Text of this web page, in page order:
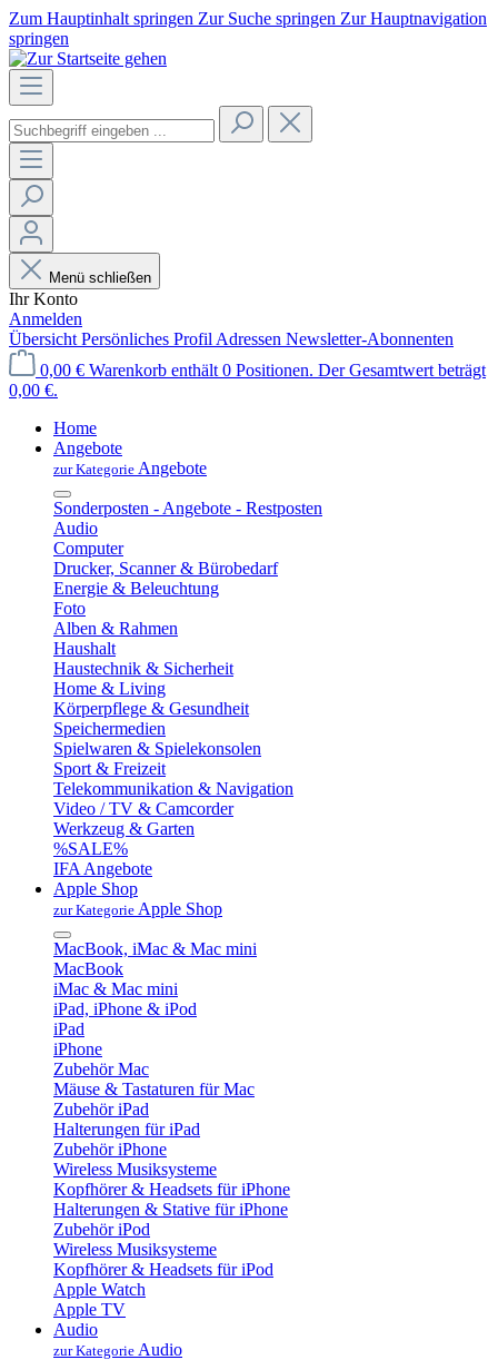
Zum Hauptinhalt springen Zur Suche springen Zur Hauptnavigation
springen
Menü schließen
Ihr Konto
Anmelden
Übersicht Persönliches Profil Adressen Newsletter-Abonnenten
0,00 € Warenkorb enthält 0 Positionen. Der Gesamtwert beträgt
0,00 €.
Home
Angebote
zur Kategorie Angebote
Sonderposten - Angebote - Restposten
Audio
Computer
Drucker, Scanner & Bürobedarf
Energie & Beleuchtung
Foto
Alben & Rahmen
Haushalt
Haustechnik & Sicherheit
Home & Living
Körperpflege & Gesundheit
Speichermedien
Spielwaren & Spielekonsolen
Sport & Freizeit
Telekommunikation & Navigation
Video / TV & Camcorder
Werkzeug & Garten
%SALE%
IFA Angebote
Apple Shop
zur Kategorie Apple Shop
MacBook, iMac & Mac mini
MacBook
iMac & Mac mini
iPad, iPhone & iPod
iPad
iPhone
Zubehör Mac
Mäuse & Tastaturen für Mac
Zubehör iPad
Halterungen für iPad
Zubehör iPhone
Wireless Musiksysteme
Kopfhörer & Headsets für iPhone
Halterungen & Stative für iPhone
Zubehör iPod
Wireless Musiksysteme
Kopfhörer & Headsets für iPod
Apple Watch
Apple TV
Audio
zur Kategorie Audio